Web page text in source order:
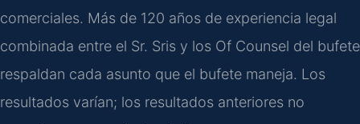
comerciales. Más de 120 años de experiencia legal
combinada entre el Sr. Sris y los Of Counsel del bufete
respaldan cada asunto que el bufete maneja. Los
resultados varían; los resultados anteriores no